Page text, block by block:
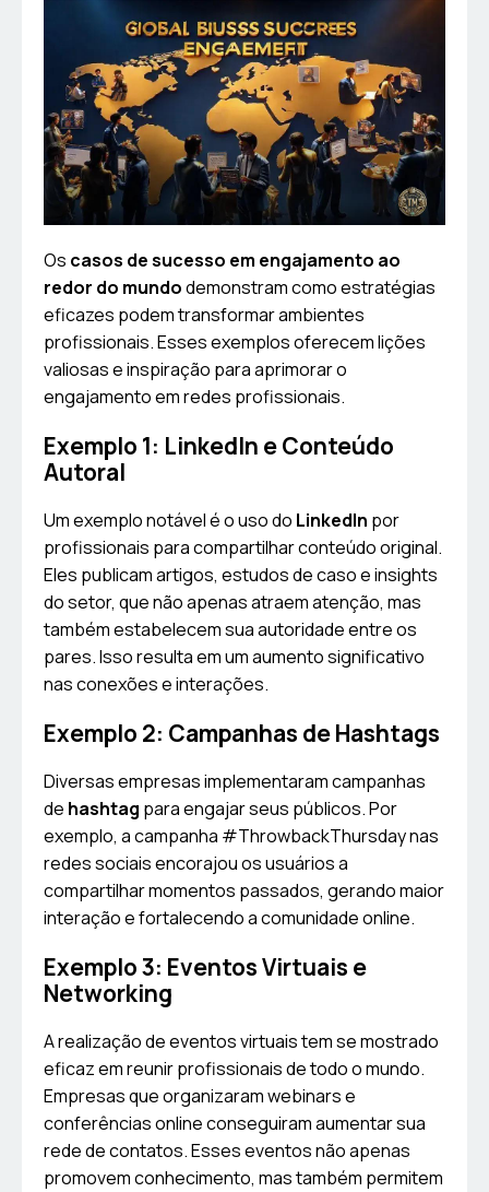
Os casos de sucesso em engajamento ao
redor do mundodemonstram como estratégias
eficazes podem transformar ambientes
profissionais. Esses exemplos oferecem lições
valiosas e inspiração para aprimorar o
engajamento em redes profissionais.
Exemplo 1: LinkedIn e Conteúdo
Autoral
Um exemplo notável é o uso do LinkedIn por
profissionais para compartilhar conteúdo original.
Eles publicam artigos, estudos de caso e insights
do setor, que não apenas atraem atenção, mas
também estabelecem sua autoridade entre os
pares. Isso resulta em um aumento significativo
nas conexões e interações.
Exemplo 2: Campanhas de Hashtags
Diversas empresas implementaram campanhas
de hashtag para engajar seus públicos. Por
exemplo, a campanha #ThrowbackThursday nas
redes sociais encorajou os usuários a
compartilhar momentos passados, gerando maior
interação e fortalecendo a comunidade online.
Exemplo 3: Eventos Virtuais e
Networking
A realização de eventos virtuais tem se mostrado
eficaz em reunir profissionais de todo o mundo.
Empresas que organizaram webinars e
conferências online conseguiram aumentar sua
rede de contatos. Esses eventos não apenas
promovem conhecimento, mas também permitem